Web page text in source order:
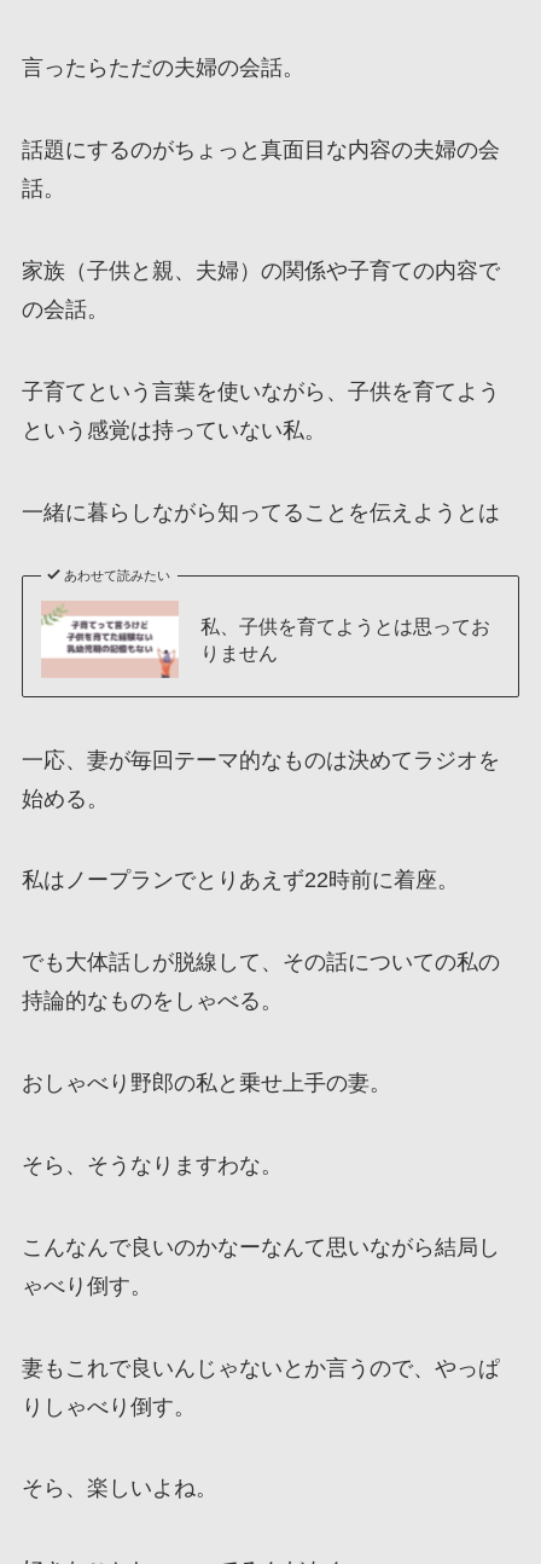
言ったらただの夫婦の会話。
話題にするのがちょっと真面目な内容の夫婦の会
話。
家族（子供と親、夫婦）の関係や子育ての内容で
の会話。
子育てという言葉を使いながら、子供を育てよう
という感覚は持っていない私。
一緒に暮らしながら知ってることを伝えようとは
あわせて読みたい
私、子供を育てようとは思ってお
りません
一応、妻が毎回テーマ的なものは決めてラジオを
始める。
私はノープランでとりあえず22時前に着座。
でも大体話しが脱線して、その話についての私の
持論的なものをしゃべる。
おしゃべり野郎の私と乗せ上手の妻。
そら、そうなりますわな。
こんなんで良いのかなーなんて思いながら結局し
ゃべり倒す。
妻もこれで良いんじゃないとか言うので、やっぱ
りしゃべり倒す。
そら、楽しいよね。